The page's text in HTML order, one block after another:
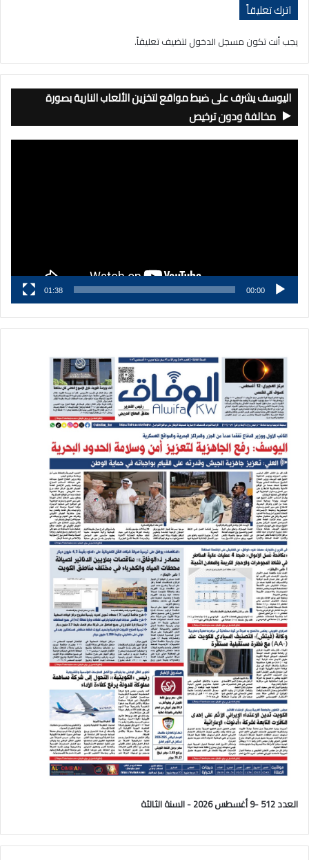
اترك تعليقاً
يجب أنت تكون مسجل الدخول لتضيف تعليقاً.
اليوسف يشرف على ضبط مواقع لتخزين الألعاب النارية بصورة
مخالفة ودون ترخيص
00:00
01:38
العدد 512 -9 أغسطس 2026 - السنة الثالثة